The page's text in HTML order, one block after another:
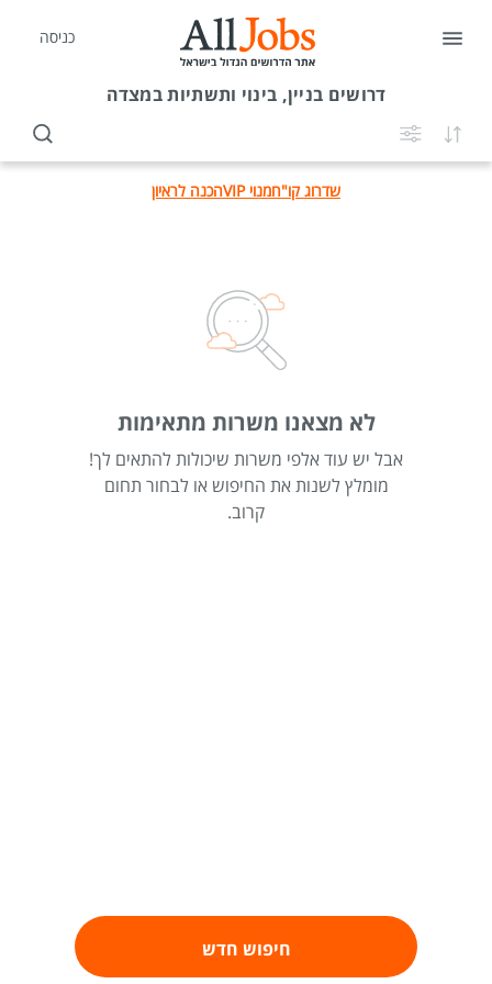
כניסה
דרושים בניין, בינוי ותשתיות במצדה
שדרוג קו"חמנוי VIP הכנה לראיון
לא מצאנו משרות מתאימות
אבל יש עוד אלפי משרות שיכולות להתאים לך!
מומלץ לשנות את החיפוש או לבחור תחום
קרוב.
חיפוש חדש